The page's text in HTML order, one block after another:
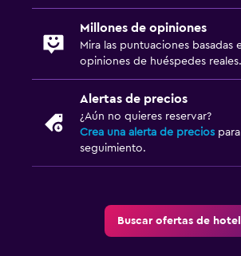
Camas extralargas (+2 m)
Enchufe cerca de la cama
Millones de opiniones
Mira las puntuaciones basadas
opiniones de huéspedes reales.
Alertas de precios
¿Aún no quieres reservar?
Crea una alerta de precios
seguimiento.
Buscar ofertas de hotel